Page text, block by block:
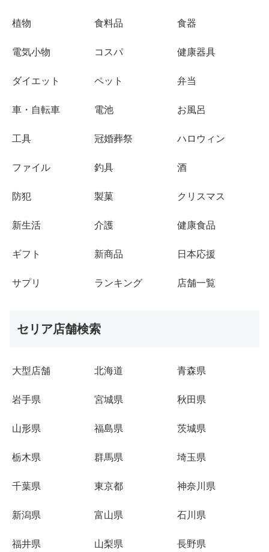
植物 食料品 食器
電気小物 コスパ 健康器具
ダイエット ペット 弁当
車・自転車 電池 お風呂
工具 冠婚葬祭 ハロウィン
ファイル 釣具 酒
防犯 製菓 クリスマス
新生活 介護 健康食品
ギフト 新商品 日本応援
サプリ ランキング 店舗一覧
セリア店舗検索
大型店舗 北海道 青森県
岩手県 宮城県 秋田県
山形県 福島県 茨城県
栃木県 群馬県 埼玉県
千葉県 東京都 神奈川県
新潟県 富山県 石川県
福井県 山梨県 長野県